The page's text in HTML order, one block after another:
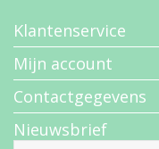
Klantenservice
Mijn account
Contactgegevens
Nieuwsbrief